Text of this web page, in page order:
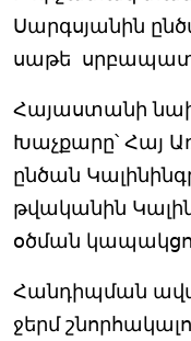
Սարգսյանին
սաթե
Հայաստանի
Խաչքարը՝ Հայ
ընծան
թվականին
օծման
Հանդիպման
ջերմ